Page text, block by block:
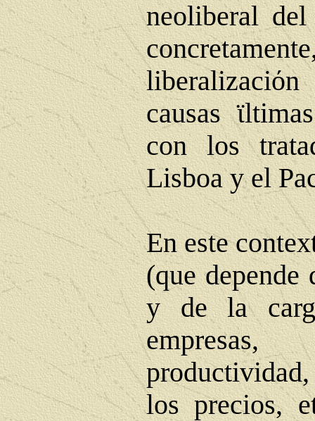
neoliberal
liberalizaciόn
causasϊ
con los
Lisboa y el
En este
(que depende
y de la
los precios,